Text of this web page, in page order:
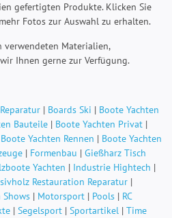
gefertigten Produkte. Klicken Sie
Fotos zur Auswahl zu erhalten.
verwendeten Materialien,
Ihnen gerne zur Verfügung.
| Boards Ski | Boote Yachten
Bauteile | Boote Yachten Privat |
Boote Yachten Rennen | Boote Yachten
| Formenbau | Gießharz Tisch
Yachten | Industrie Hightech |
Restauration Reparatur |
Shows | Motorsport | Pools | RC
| Segelsport | Sportartikel | Time